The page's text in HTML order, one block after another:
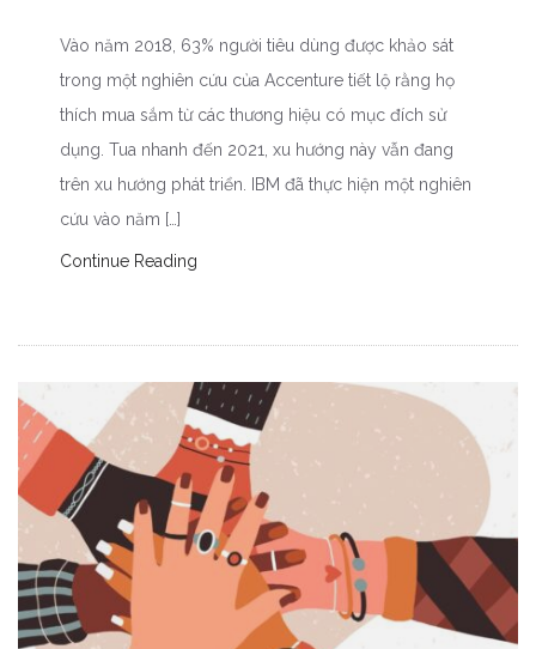
Vào năm 2018, 63% người tiêu dùng được khảo sát
trong một nghiên cứu của Accenture tiết lộ rằng họ
thích mua sắm từ các thương hiệu có mục đích sử
dụng. Tua nhanh đến 2021, xu hướng này vẫn đang
trên xu hướng phát triển. IBM đã thực hiện một nghiên
cứu vào năm […]
Continue Reading